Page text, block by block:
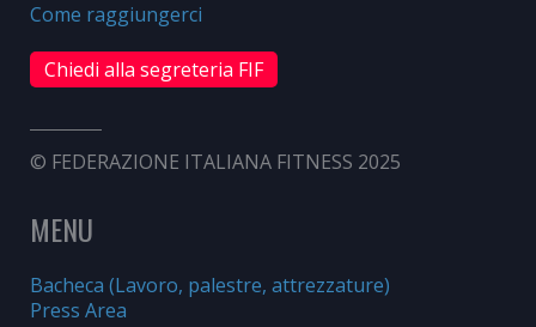
Come raggiungerci
Chiedi alla segreteria FIF
© FEDERAZIONE ITALIANA FITNESS 2025
MENU
Bacheca (Lavoro, palestre, attrezzature)
Press Area